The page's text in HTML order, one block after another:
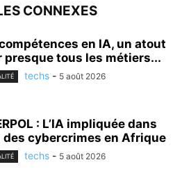
CONNEXES
en IA, un atout
presque tous les métiers...
techs - 5 août 2026
: L’IA impliquée dans
des cybercrimes en Afrique
techs - 5 août 2026